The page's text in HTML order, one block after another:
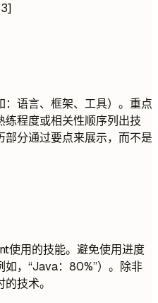
语言、框架、工具）。重点
程度或相关性顺序列出技
分通过要点来展示，而不是
使用的技能。避免使用进度
，“Java：80%”）。除非
技术。